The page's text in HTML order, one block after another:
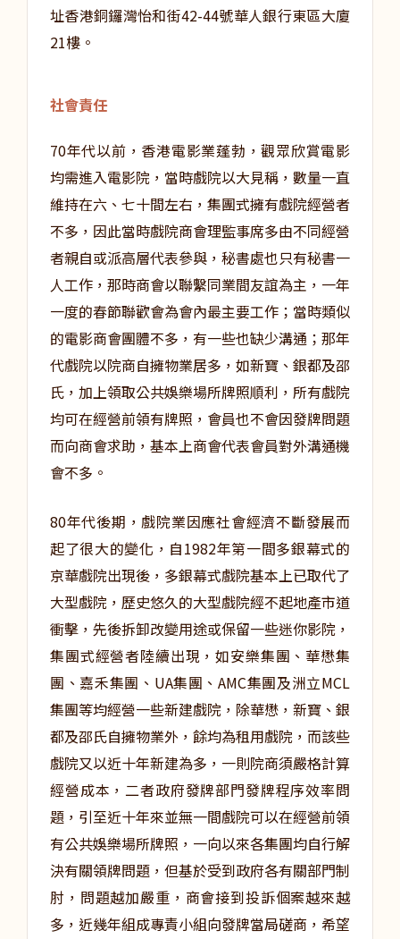
址香港銅鑼灣怡和街42-44號華人銀行東區大廈
21樓。
社會責任
70年代以前，香港電影業蓬勃，觀眾欣賞電影
均需進入電影院，當時戲院以大見稱，數量一直
維持在六、七十間左右，集團式擁有戲院經營者
不多，因此當時戲院商會理監事席多由不同經營
者親自或派高層代表參與，秘書處也只有秘書一
人工作，那時商會以聯繫同業間友誼為主，一年
一度的春節聯歡會為會內最主要工作；當時類似
的電影商會團體不多，有一些也缺少溝通；那年
代戲院以院商自擁物業居多，如新寶、銀都及邵
氏，加上領取公共娛樂場所牌照順利，所有戲院
均可在經營前領有牌照，會員也不會因發牌問題
而向商會求助，基本上商會代表會員對外溝通機
會不多。
80年代後期，戲院業因應社會經濟不斷發展而
起了很大的變化，自1982年第一間多銀幕式的
京華戲院出現後，多銀幕式戲院基本上已取代了
大型戲院，歷史悠久的大型戲院經不起地產市道
衝擊，先後拆卸改變用途或保留一些迷你影院，
集團式經營者陸續出現，如安樂集團、華懋集
團、嘉禾集團、UA集團、AMC集團及洲立MCL
集團等均經營一些新建戲院，除華懋，新寶、銀
都及邵氏自擁物業外，餘均為租用戲院，而該些
戲院又以近十年新建為多，一則院商須嚴格計算
經營成本，二者政府發牌部門發牌程序效率問
題，引至近十年來並無一間戲院可以在經營前領
有公共娛樂場所牌照，一向以來各集團均自行解
決有關領牌問題，但基於受到政府各有關部門制
肘，問題越加嚴重，商會接到投訴個案越來越
多，近幾年組成專責小組向發牌當局磋商，希望